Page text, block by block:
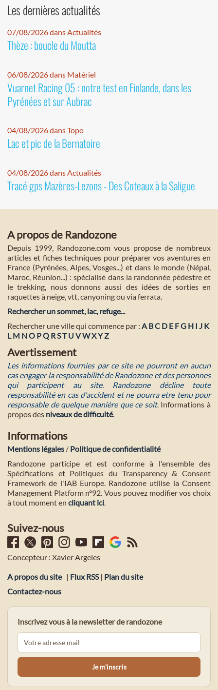
Les dernières actualités
07/08/2026 dans Actualités
Thèze : boucle du Moutta
06/08/2026 dans Matériel
Vuarnet Racing 05 : notre test en Finlande, dans les
Pyrénées et sur Aubrac
04/08/2026 dans Topo
Lac et pic de la Bernatoire
04/08/2026 dans Actualités
Tracé gps Mazères-Lezons - Des Coteaux à la Saligue
A propos de Randozone
Depuis 1999, Randozone.com vous propose de nombreux
articles et fiches techniques pour préparer vos aventures en
France (Pyrénées, Alpes, Vosges...) et dans le monde (Népal,
Maroc, Réunion...) : spécialisé dans la randonnée pédestre et
le trekking, nous donnons aussi des idées de sorties en
raquettes à neige, vtt, canyoning ou via ferrata.
Rechercher un sommet, lac, refuge...
Rechercher une ville qui commence par : A BC D E FG H I J K
L M NO PQ RST U VWXYZ
Avertissement
Les informations fournies par ce site ne pourront en aucun
cas engager la responsabilité de Randozone et des personnes
qui participent au site. Randozone décline toute
responsabilité en cas d'accident et ne pourra etre tenu pour
responsable de quelque manière que ce soit. Informations à
propos des niveaux de difficulté.
Informations
Mentions légales / Politique de confidentialité
Randozone participe et est conforme à l'ensemble des
Spécifications et Politiques du Transparency & Consent
Framework de l'IAB Europe. Randozone utilise la Consent
Management Platform n°92. Vous pouvez modifier vos choix
à tout moment en cliquant ici.
Suivez-nous
Concepteur : Xavier Argeles
A propos du site | Flux RSS| Plan du site
Contactez-nous
Inscrivez vous à la newsletter de randozone